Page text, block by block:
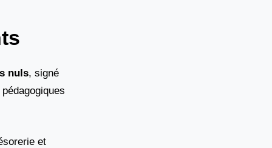
nuls, signé
et